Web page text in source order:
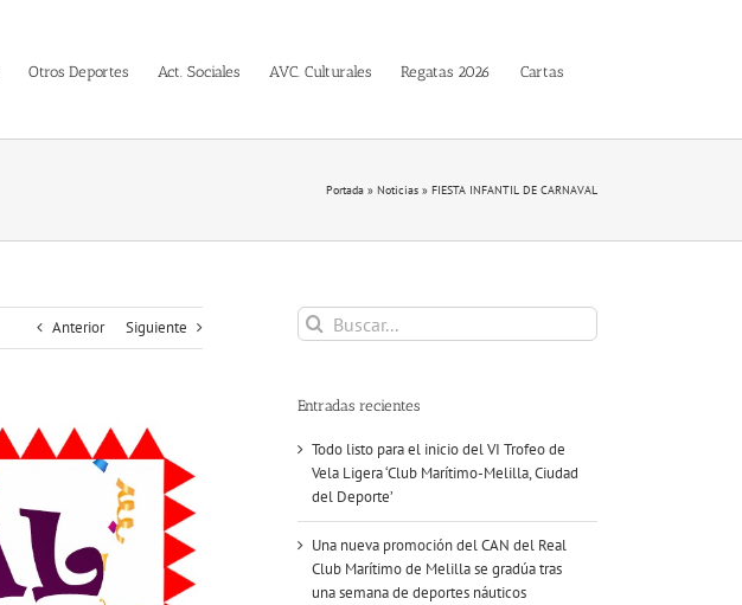
Otros Deportes Act. Sociales AVC. Culturales Regatas 2026 Cartas
Portada » Noticias » FIESTA INFANTIL DE CARNAVAL
Anterior Siguiente
Buscar:
Entradas recientes
Todo listo para el inicio del VI Trofeo de
Vela Ligera ‘Club Marítimo-Melilla, Ciudad
del Deporte’
Una nueva promoción del CAN del Real
Club Marítimo de Melilla se gradúa tras
una semana de deportes náuticos